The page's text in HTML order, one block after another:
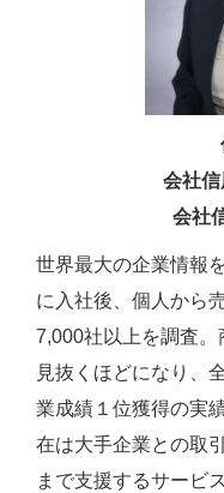
会社
会社
世界最大の企業情報
に入社後、個人から
7,000社以上を調査
見抜くほどになり、
業成績１位獲得の実
在は大手企業との取
まで支援するサービ